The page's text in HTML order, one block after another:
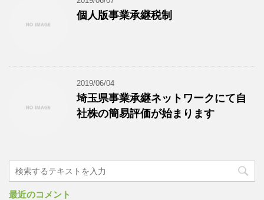
個人版事業承継税制
2019/06/04
埼玉県事業承継ネットワークにて自
社株の簡易評価が始まります
最近のコメント